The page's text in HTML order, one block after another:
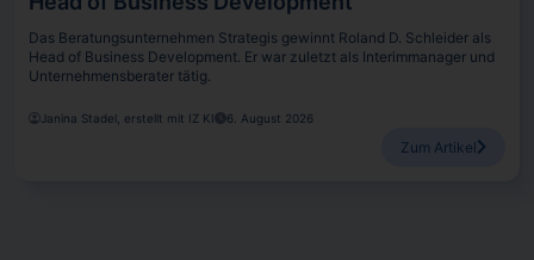
Das Beratungsunternehmen Strategis gewinnt Roland D. Schleider als
Head of Business Development. Er war zuletzt als Interimmanager und
Unternehmensberater tätig.
Janina Stadel, erstellt mit IZ KI 6. August 2026
Zum Artikel